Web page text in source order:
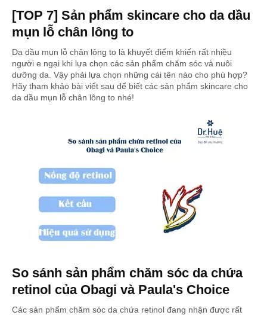
[TOP 7] Sản phẩm skincare cho da dầu
mụn lỗ chân lông to
Da dầu mụn lỗ chân lông to là khuyết điểm khiến rất nhiều
người e ngại khi lựa chọn các sản phẩm chăm sóc và nuôi
dưỡng da. Vậy phải lựa chọn những cái tên nào cho phù hợp?
Hãy tham khảo bài viết sau để biết các sản phẩm skincare cho
da dầu mụn lỗ chân lông to nhé!
So sánh sản phẩm chăm sóc da chứa
retinol của Obagi và Paula's Choice
Các sản phẩm chăm sóc da chứa retinol đang nhận được rất